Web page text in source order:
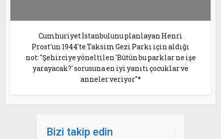
Cumhuriyet İstanbulunu planlayan Henri
Prost'un 1944'te Taksim Gezi Parkı için aldığı
not: "Şehirciye yöneltilen 'Bütün bu parklar ne işe
yarayacak?' sorusuna en iyi yanıtı çocuklar ve
anneler veriyor"*
Bizi takip edin